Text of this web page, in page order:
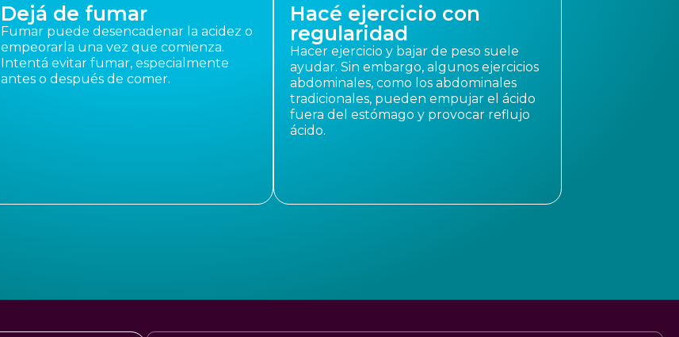
Dejá de fumar
Fumar puede desencadenar la acidez o
empeorarla una vez que comienza.
Intentá evitar fumar, especialmente
antes o después de comer.
Hacé ejercicio con
regularidad
Hacer ejercicio y bajar de peso suele
ayudar. Sin embargo, algunos ejercicios
abdominales, como los abdominales
tradicionales, pueden empujar el ácido
fuera del estómago y provocar reflujo
ácido.